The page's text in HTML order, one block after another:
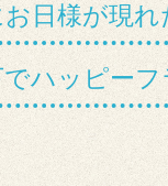
日様が現れ
ハッピー